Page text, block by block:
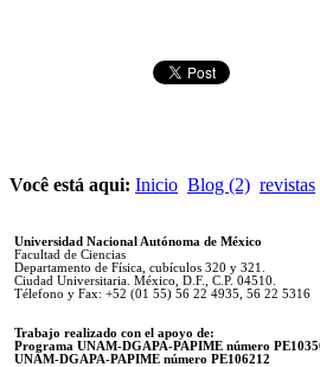
Você está aqui: Inicio Blog (2) revistas
Universidad Nacional Autónoma de México
Facultad de Ciencias
Departamento de Física, cubículos 320 y 321.
Ciudad Universitaria. México, D.F., C.P. 04510.
Télefono y Fax: +52 (01 55) 56 22 4935, 56 22 5316
Trabajo realizado con el apoyo de:
Programa UNAM-DGAPA-PAPIME número
UNAM-DGAPA-PAPIME número PE106212